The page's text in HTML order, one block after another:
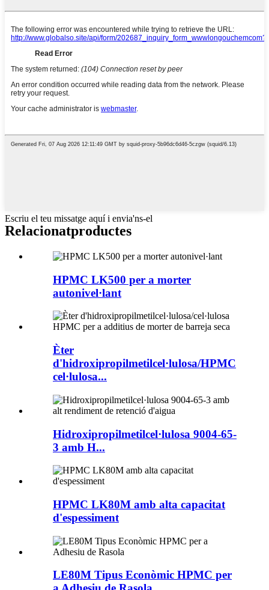
Escriu el teu missatge aquí i envia'ns-el
Relacionatproductes
HPMC LK500 per a morter
autonivel·lant
Èter
d'hidroxipropilmetilcel·lulosa/HPMC
cel·lulosa...
Hidroxipropilmetilcel·lulosa 9004-65-
3 amb H...
HPMC LK80M amb alta capacitat
d'espessiment
LE80M Tipus Econòmic HPMC per